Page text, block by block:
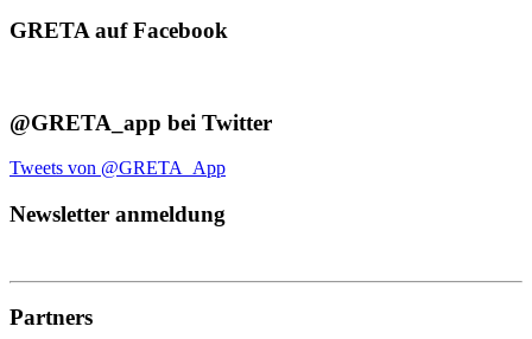
GRETA auf Facebook
@GRETA_app bei Twitter
Tweets von @GRETA_App
Newsletter anmeldung
Partners